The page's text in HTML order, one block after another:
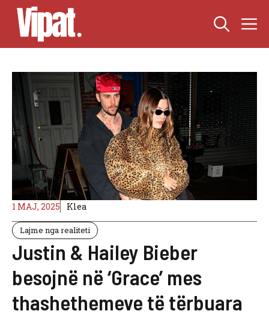
Skip
content
1 MAJ, 2025 Klea
Lajme nga realiteti
Justin & Hailey Bieber
besojnë në ‘Grace’ mes
thashethemeve të tërbuara